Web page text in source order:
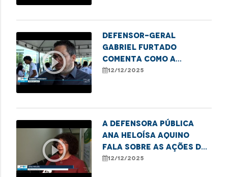
play_circle_outline
Defensor-geral
Gabriel Furtado
comenta como a
Defensoria Pública
tecnologia.
12/12/2025
play_circle_outline
A defensora pública
Ana Heloísa Aquino
fala sobre as ações de
combate ao sub-
12/12/2025